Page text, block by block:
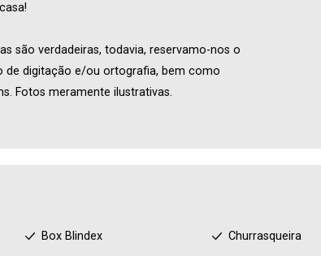
são verdadeiras, todavia, reservamo-nos o
de digitação e/ou ortografia, bem como
Fotos meramente ilustrativas.
Box Blindex
Churrasqueira